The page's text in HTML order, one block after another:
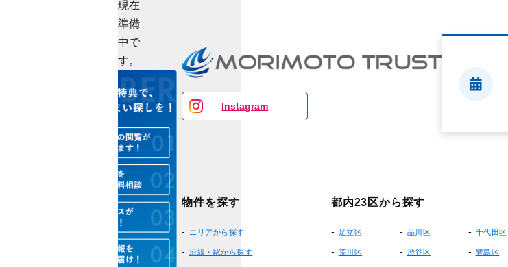
現在
準備
中で
す。
Instagram
物件を探す
エリアから探す
沿線・駅から探す
都内23区から探す
足立区
荒川区
品川区
渋谷区
千代田区
豊島区